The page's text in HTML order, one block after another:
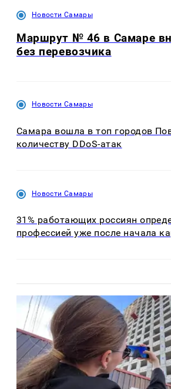
Новости Самары
Маршрут № 46 в Самаре
без перевозчика
Новости Самары
Самара вошла в топ городов
количеству DDoS-атак
Новости Самары
31% работающих россиян
профессией уже после начала